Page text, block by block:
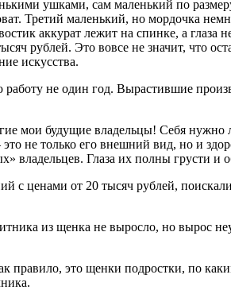
ушками, сам маленький по
Третий маленький, но мордочка
аккурат лежит на спинке, а глаза
рублей. Это вовсе не значит, что
искусства.
не один год. Вырастившие
мои будущие владельцы! Себя нужно
не только его внешний вид, но и
владельцев. Глаза их полны грусти
с ценами от 20 тысяч рублей,
из щенка не выросло, но вырос
это щенки подростки, по